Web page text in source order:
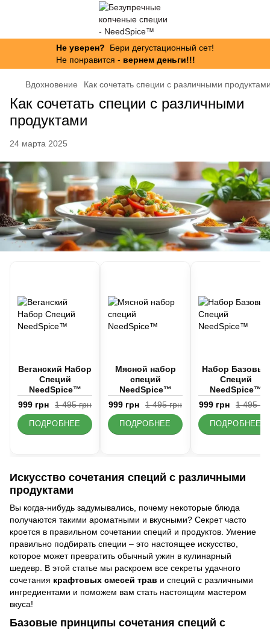
Не уверен? Бери дегустационный сет!
Не понравится - вернем деньги!!!
Вдохновение Как сочетать специи с различными
Как сочетать специи с различными
продуктами
24 марта 2025
Веганский Набор
Специй
NeedSpice™
999 грн
1 495 грн
ПОДРОБНЕЕ
Мясной набор
специй
NeedSpice™
999 грн
1 495 грн
ПОДРОБНЕЕ
Набор Базовых
Специй
NeedSpice™
999 грн
1 495
ПОДРОБНЕЕ
Искусство сочетания специй с различными
продуктами
Вы когда-нибудь задумывались, почему некоторые блюда
получаются такими ароматными и вкусными? Секрет часто
кроется в правильном сочетании специй и продуктов. Умение
правильно подбирать специи – это настоящее искусство,
которое может превратить обычный ужин в кулинарный
шедевр. В этой статье мы раскроем все секреты удачного
сочетания крафтовых смесей трав и специй с различными
ингредиентами и поможем вам стать настоящим мастером
вкуса!
Базовые принципы сочетания специй с